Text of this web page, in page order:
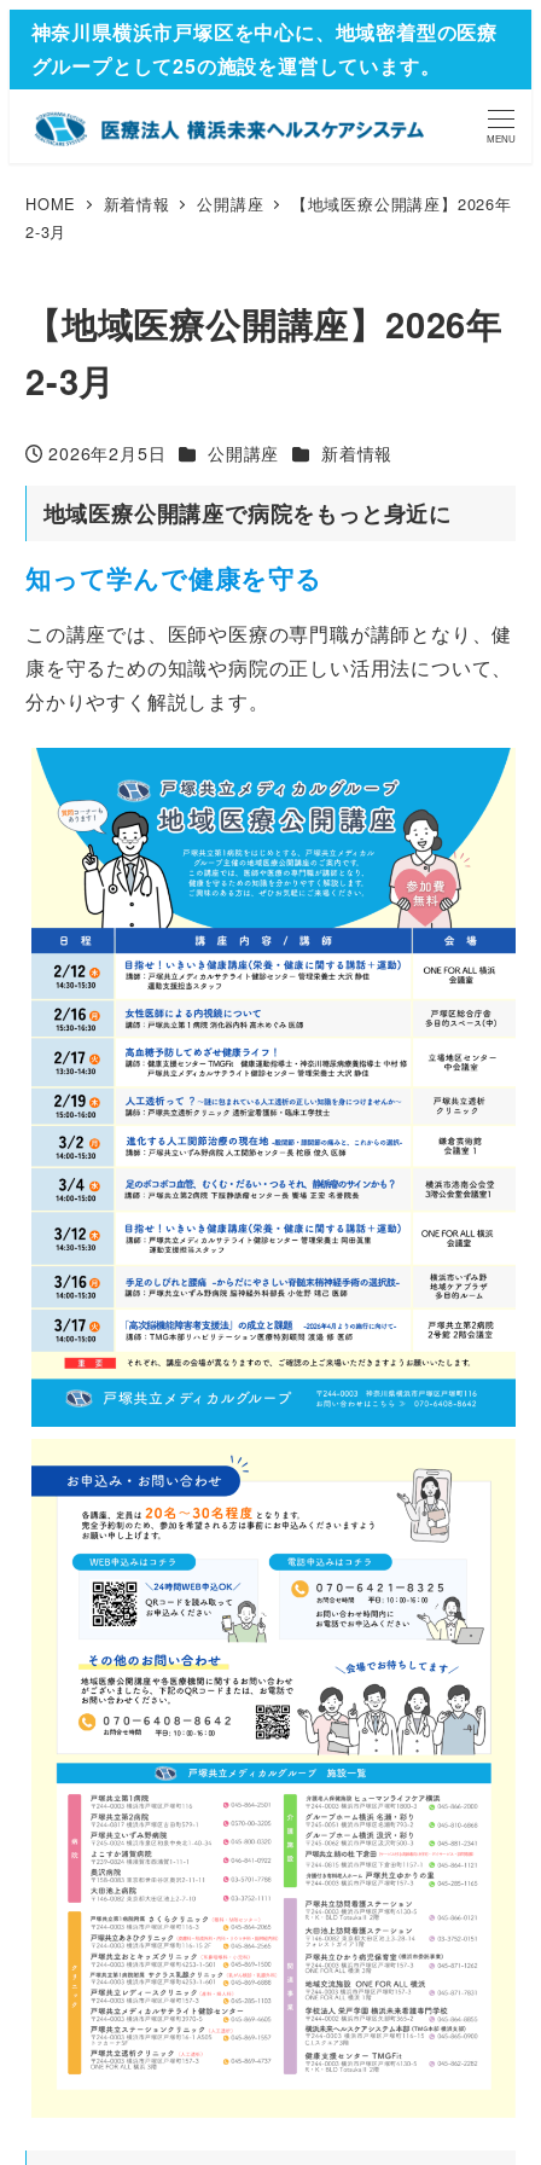
神奈川県横浜市戸塚区を中心に、地域密着型の医療
グループとして25の施設を運営しています。
MENU
HOME 新着情報 公開講座
【地域医療公開講座】2026年
2-3月
【地域医療公開講座】2026年
2-3月
投稿日
2026年2月5日 カテゴリー
公開講座 カテゴリー
新着情報
地域医療公開講座で病院をもっと身近に
知って学んで健康を守る
この講座では、医師や医療の専門職が講師となり、健
康を守るための知識や病院の正しい活用法について、
分かりやすく解説します。